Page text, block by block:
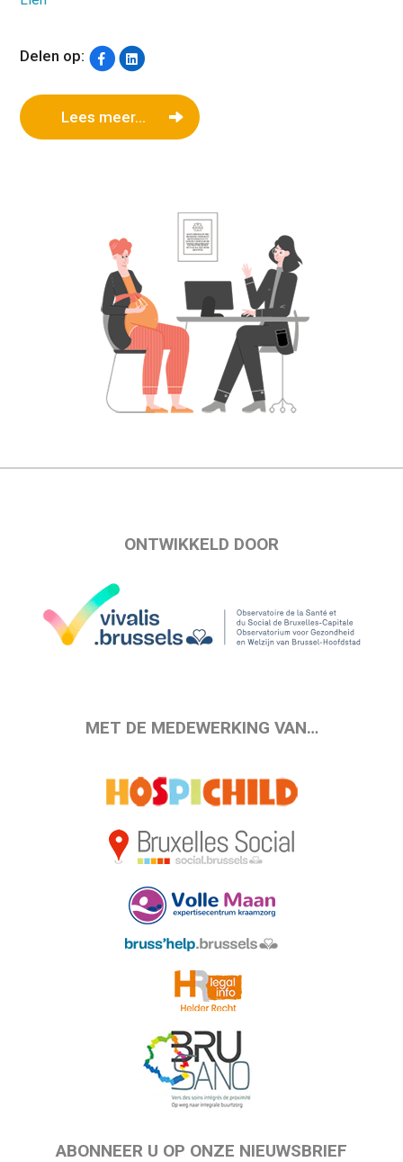
Delen op:
Lees meer...
ONTWIKKELD DOOR
MET DE MEDEWERKING VAN…
ABONNEER U OP ONZE NIEUWSBRIEF